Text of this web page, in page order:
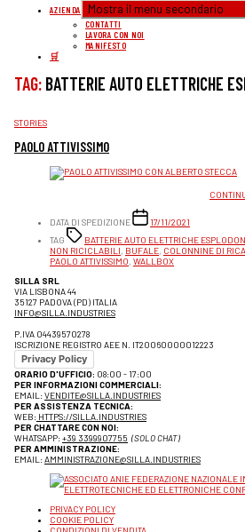
AZIENDA
Mostra il menu secondario
CONTATTI
LAVORA CON NOI
MANIFESTO
🛒
TAG: BATTERIE AUTO ELETTRICHE
STORIES
PAOLO ATTIVISSIMO
DATA DI SPEDIZIONE
17/11/2021
TAG
BATTERIE AUTO ELETTRICHE
NON RICICLABILI, BUFALE, COLONNINE DI
PAOLO ATTIVISSIMO, WALLBOX
SILLA SRL
VIA LISBONA 44
35127 PADOVA (PD) ITALIA
INFO@SILLA.INDUSTRIES
P.IVA 04439570278
ISCRIZIONE REGISTRO AEE N. IT20060000012223
Privacy Policy
ORARIO D'UFFICIO: 08:00 - 17:00
PER INFORMAZIONI COMMERCIALI:
EMAIL:VENDITE@SILLA.INDUSTRIES
PER ASSISTENZA TECNICA:
WEB: HTTPS://SILLA.INDUSTRIES
PER CHATTARE CON NOI:
WHATSAPP:+39 3399907755 (SOLO CHAT)
PER AMMINISTRAZIONE:
EMAIL:AMMINISTRAZIONE@SILLA.INDUSTRIES
PRIVACY POLICY
COOKIE POLICY